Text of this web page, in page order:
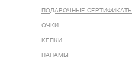
ПОДАРОЧНЫЕ СЕРТИФИКАТЫ
ОЧКИ
КЕПКИ
ПАНАМЫ